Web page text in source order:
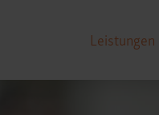
Leistungen